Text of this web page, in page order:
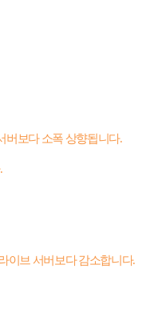
버보다 소폭 상향됩니다.
.
이브 서버보다 감소합니다.